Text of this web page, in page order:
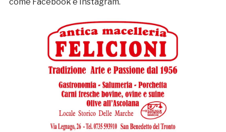
come Facebook e Instagram.